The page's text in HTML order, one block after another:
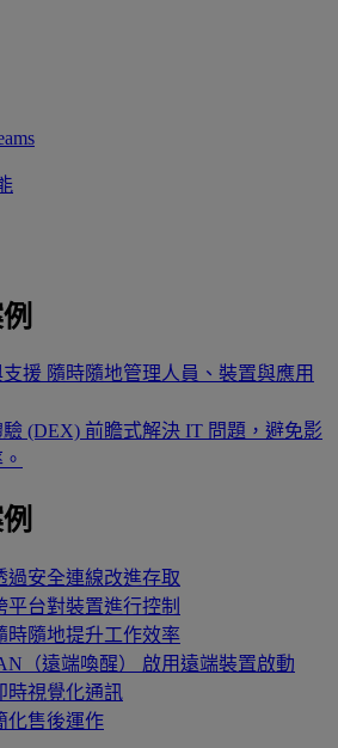
援 隨時隨地管理人員、裝置與應用
(DEX) 前瞻式解決 IT 問題，避免影
過安全連線改進存取
平台對裝置進行控制
時隨地提升工作效率
（遠端喚醒）
啟用遠端裝置啟動
時視覺化通訊
化售後運作